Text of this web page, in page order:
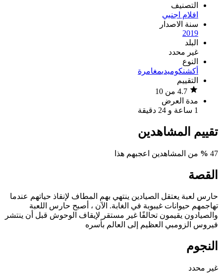
التصنيف
افلام اجنبي
سنة الاصدار
2019
البلد
غير محدد
النوع
أكشنكوميديمغامرة
التقييم
مدة العرض
1 ساعة و 24 دقيقة
تقييم المشاهدين
47
% من المشاهدين اعجبهم هذا
القصة
حارس لعبة يعتقل الصيادين ينتهي بهم المطاف لإنقاذ حياتهم عندما
تهاجمهم حيوانات غيبوبة في الغابة. الآن ، أصبح حارس اللعبة
والصيادون يقيمون تحالفًا غير مستقر لإيقاف الوحوش قبل أن ينتشر
فيروس الزومبي العظيم إلى العالم بأسره
النجوم
غير محدد